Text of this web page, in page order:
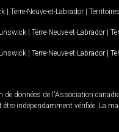
| Terre-Neuve-et-Labrador |
| Terre-Neuve-et-Labrador |
| Terre-Neuve-et-Labrador |
données de l'Association
indépendamment vérifiée. La